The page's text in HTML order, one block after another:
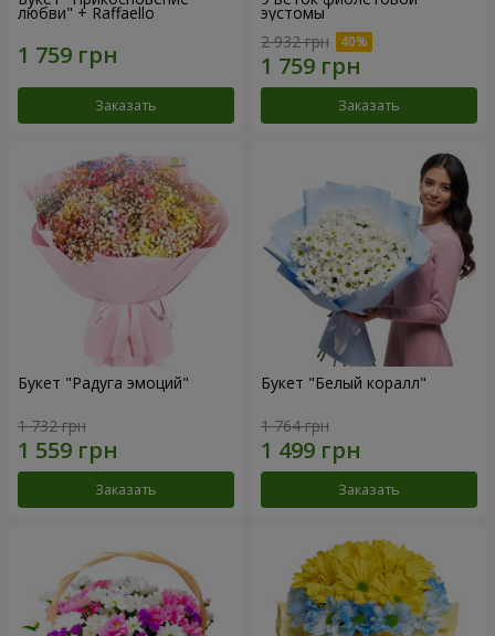
любви" + Raffaello
Заказать
эустомы
2 932 грн
Заказать
Букет "Радуга эмоций"
1 732 грн
Заказать
Букет "Белый коралл"
1 764 грн
Заказать